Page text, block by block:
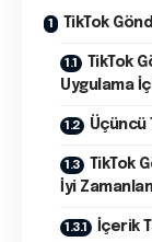
TikTok
TikTok
Uygulama
Üçüncü
TikTok
İyi
İçerik